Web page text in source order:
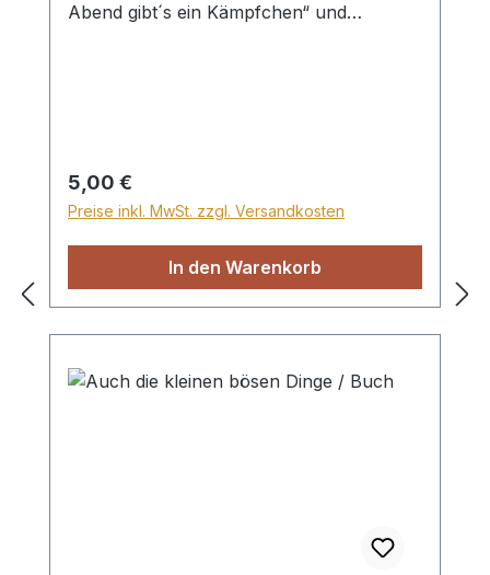
Abend gibt´s ein Kämpfchen“ und
Regulärer Preis:
5,00 €
Preise inkl. MwSt. zzgl. Versandkosten
In den Warenkorb